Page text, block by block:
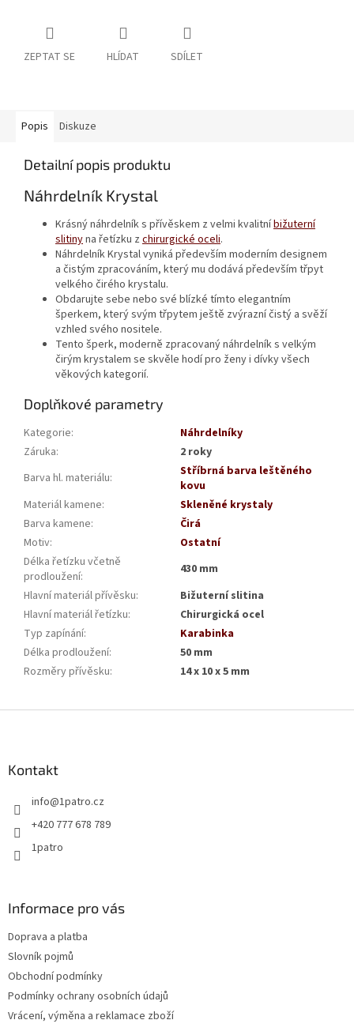
ZEPTAT SE HLÍDAT SDÍLET
Popis Diskuze
Detailní popis produktu
Náhrdelník Krystal
Krásný náhrdelník s přívěskem z velmi kvalitníbižuterní
slitinyna řetízku z chirurgické oceli.
Náhrdelník Krystal vyniká především moderním designem
a čistým zpracováním, který mu dodává především třpyt
velkého čirého krystalu.
Obdarujte sebe nebo své blízké tímto elegantním
šperkem, který svým třpytem ještě zvýrazní čistý a svěží
vzhled svého nositele.
Tento šperk, moderně zpracovaný náhrdelník s velkým
čirým krystalem se skvěle hodí pro ženy i dívky všech
věkových kategorií.
Doplňkové parametry
Kategorie:
Náhrdelníky
Záruka:
2 roky
Barva hl. materiálu:
Stříbrná barva leštěného
kovu
Materiál kamene:
Skleněné krystaly
Barva kamene:
Čirá
Motiv:
Ostatní
Délka řetízku včetně
prodloužení:
430 mm
Hlavní materiál přívěsku:
Bižuterní slitina
Hlavní materiál řetízku:
Chirurgická ocel
Typ zapínání:
Karabinka
Délka prodloužení:
50 mm
Rozměry přívěsku: 14 x 10 x 5 mm
Kontakt
info@1patro.cz
+420 777 678 789
1patro
Informace pro vás
Doprava a platba
Slovník pojmů
Obchodní podmínky
Podmínky ochrany osobních údajů
Vrácení, výměna a reklamace zboží